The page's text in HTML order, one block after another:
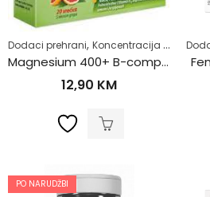
Dodaci prehrani, Koncentracija i pamćenje
Magnesium 400+ B-comp. a20
12,90 KM
PO NARUDŽBI